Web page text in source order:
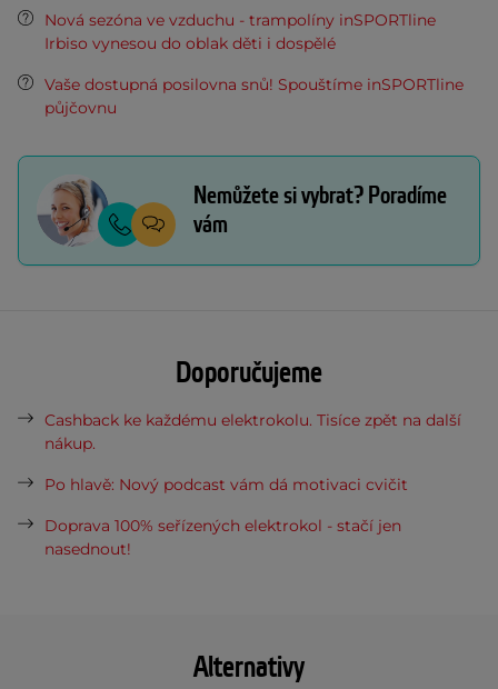
Alternativy
Nová sezóna ve vzduchu - trampolíny inSPORTline
Irbiso vynesou do oblak děti i dospělé
Vaše dostupná posilovna snů! Spouštíme inSPORTline
půjčovnu
Nemůžete si vybrat? Poradíme
vám
Doporučujeme
Cashback ke každému elektrokolu. Tisíce zpět na další
nákup.
Po hlavě: Nový podcast vám dá motivaci cvičit
Doprava 100% seřízených elektrokol - stačí jen
nasednout!